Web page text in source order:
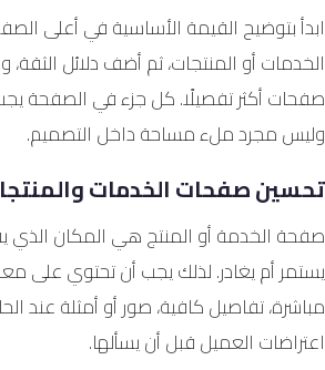
ابدأ بتوضيح القيمة الأساسية في أعلى
الخدمات أو المنتجات، ثم أضف دلائل
صفحات أكثر تفصيلًا. كل جزء في الصفحة
وليس مجرد ملء مساحة داخل التصميم.
تحسين صفحات الخدمات
صفحة الخدمة أو المنتج هي المكان الذي
يستمر أم يغادر. لذلك يجب أن تحتوي على
مباشرة، تفاصيل كافية، صور أو أمثلة عند
اعتراضات العميل قبل أن يسألها.